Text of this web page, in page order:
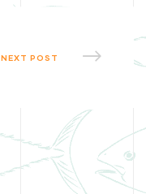
NEXT POST